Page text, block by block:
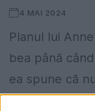
4 MAI 2024
Planul lui
bea până
ea spune că